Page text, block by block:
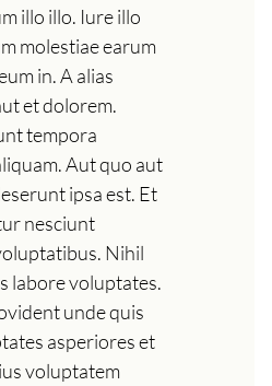
illo illo. Iure illo
molestiae earum
in. A alias
et dolorem.
tempora
Aut quo aut
ipsa est. Et
nesciunt
Nihil
labore voluptates.
unde quis
asperiores et
voluptatem